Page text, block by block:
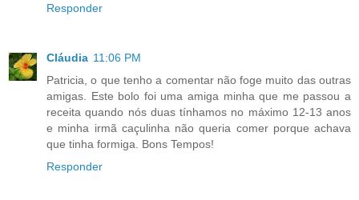
Responder
Cláudia 11:06 PM
Patricia, o que tenho a comentar não foge muito das outras
amigas. Este bolo foi uma amiga minha que me passou a
receita quando nós duas tínhamos no máximo 12-13 anos
e minha irmã caçulinha não queria comer porque achava
que tinha formiga. Bons Tempos!
Responder